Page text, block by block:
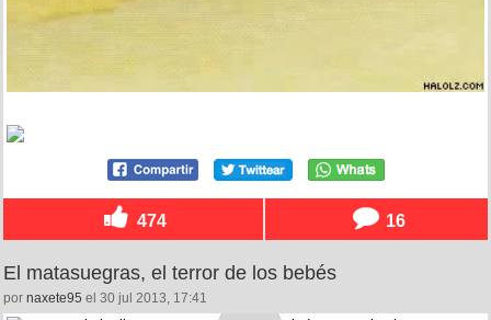
474 16
El matasuegras, el terror de los bebés
por naxete95 el 30 jul 2013, 17:41